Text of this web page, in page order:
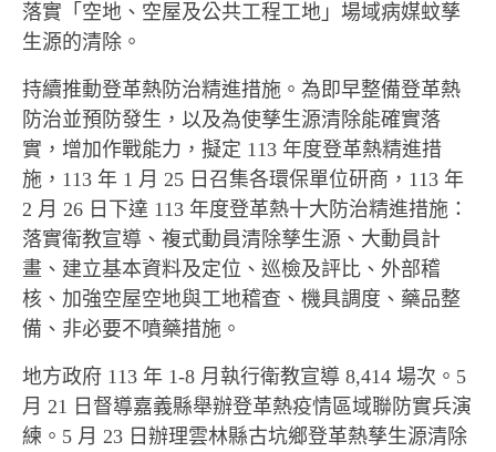
落實「空地、空屋及公共工程工地」場域病媒蚊孳
生源的清除。
持續推動登革熱防治精進措施。為即早整備登革熱
防治並預防發生，以及為使孳生源清除能確實落
實，增加作戰能力，擬定 113 年度登革熱精進措
施，113 年 1 月 25 日召集各環保單位研商，113 年
2 月 26 日下達 113 年度登革熱十大防治精進措施：
落實衛教宣導、複式動員清除孳生源、大動員計
畫、建立基本資料及定位、巡檢及評比、外部稽
核、加強空屋空地與工地稽查、機具調度、藥品整
備、非必要不噴藥措施。
地方政府 113 年 1-8 月執行衛教宣導 8,414 場次。5
月 21 日督導嘉義縣舉辦登革熱疫情區域聯防實兵演
練。5 月 23 日辦理雲林縣古坑鄉登革熱孳生源清除